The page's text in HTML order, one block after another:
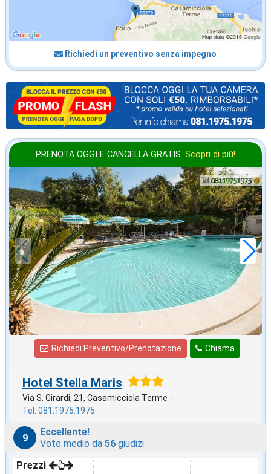
Richiedi un preventivo senza impegno
PRENOTA OGGI E CANCELLA GRATIS. Scopri di più!
in offerta da
€49,86
a notte
Chiama
Richiedi Preventivo/Prenotazione
Hotel Stella Maris
Via S. Girardi, 21, Casamicciola Terme -
Tel. 081.1975.1975
9
Eccellente!
Voto medio da 56 giudizi
Prezzi